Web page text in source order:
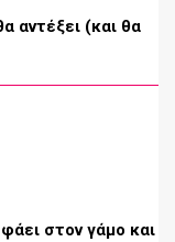
αντέξει (και θα
στον γάμο και